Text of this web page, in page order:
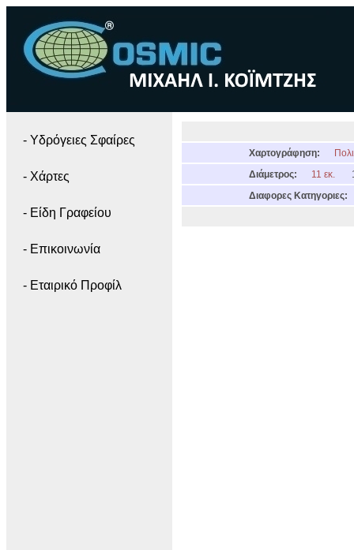
- Yδρόγειες Σφαίρες
- Χάρτες
- Είδη Γραφείου
- Επικοινωνία
- Εταιρικό Προφίλ
Χαρτογράφηση:
Διάμετρος:
11 εκ.
Διαφορες Κατηγοριες: